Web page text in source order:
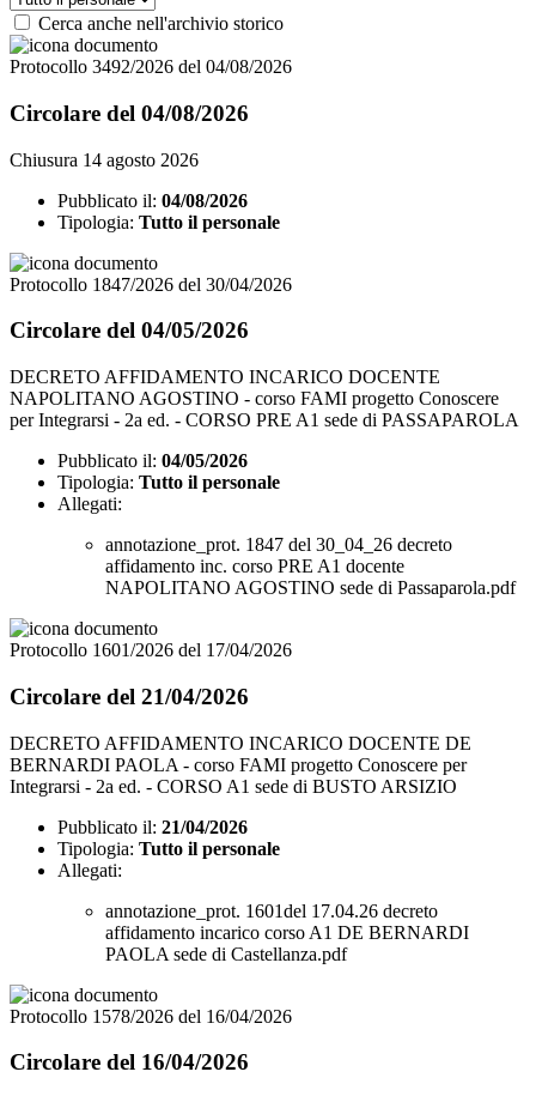
Cerca anche nell'archivio storico
Protocollo 3492/2026 del 04/08/2026
Circolare del 04/08/2026
Chiusura 14 agosto 2026
Pubblicato il: 04/08/2026
Tipologia: Tutto il personale
Protocollo 1847/2026 del 30/04/2026
Circolare del 04/05/2026
DECRETO AFFIDAMENTO INCARICO DOCENTE
NAPOLITANO AGOSTINO - corso FAMI progetto Conoscere
per Integrarsi - 2a ed. - CORSO PRE A1 sede di PASSAPAROLA
Pubblicato il: 04/05/2026
Tipologia: Tutto il personale
Allegati:
annotazione_prot. 1847 del 30_04_26 decreto
affidamento inc. corso PRE A1 docente
NAPOLITANO AGOSTINO sede di Passaparola.pdf
Protocollo 1601/2026 del 17/04/2026
Circolare del 21/04/2026
DECRETO AFFIDAMENTO INCARICO DOCENTE DE
BERNARDI PAOLA - corso FAMI progetto Conoscere per
Integrarsi - 2a ed. - CORSO A1 sede di BUSTO ARSIZIO
Pubblicato il: 21/04/2026
Tipologia: Tutto il personale
Allegati:
annotazione_prot. 1601del 17.04.26 decreto
affidamento incarico corso A1 DE BERNARDI
PAOLA sede di Castellanza.pdf
Protocollo 1578/2026 del 16/04/2026
Circolare del 16/04/2026